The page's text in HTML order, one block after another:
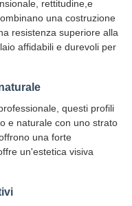
rettitudine,e
una costruzione
resistenza superiore alla
affidabili e durevoli per
questi profili
e naturale con uno strato
una forte
un'estetica visiva